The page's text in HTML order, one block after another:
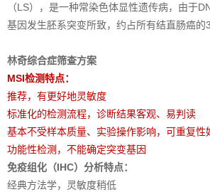
（LS），是一种常染色体显性遗传病，由于
基因发生胚系突变所致，约占所有结直肠癌的
林奇综合症筛查方案
MSI检测特点：
推荐，有更好地灵敏度
标准化的检测流程，诊断结果客观、易判读
基本不受样本质量、实验操作影响，可重复性
功能性检测，不能确定突变基因
免疫组化（IHC）分析特点：
经典方法学，灵敏度稍低